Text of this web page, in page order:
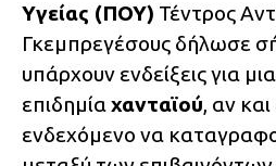
Υγείας (ΠΟΥ) Τέντρος
Γκεμπρεγέσους δήλωσε
υπάρχουν ενδείξεις για
επιδημίαχανταϊού, αν
ενδεχόμενο να